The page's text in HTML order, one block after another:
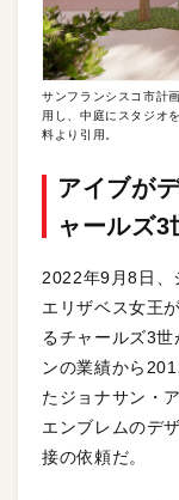
サンフランシスコ市計
用し、中庭にスタジオ
料より引用。
アイブが
ャールズ3
2022年9月8日、
エリザベス女王
るチャールズ3
ンの業績から
たジョナサン・
エンブレムのデ
接の依頼だ。